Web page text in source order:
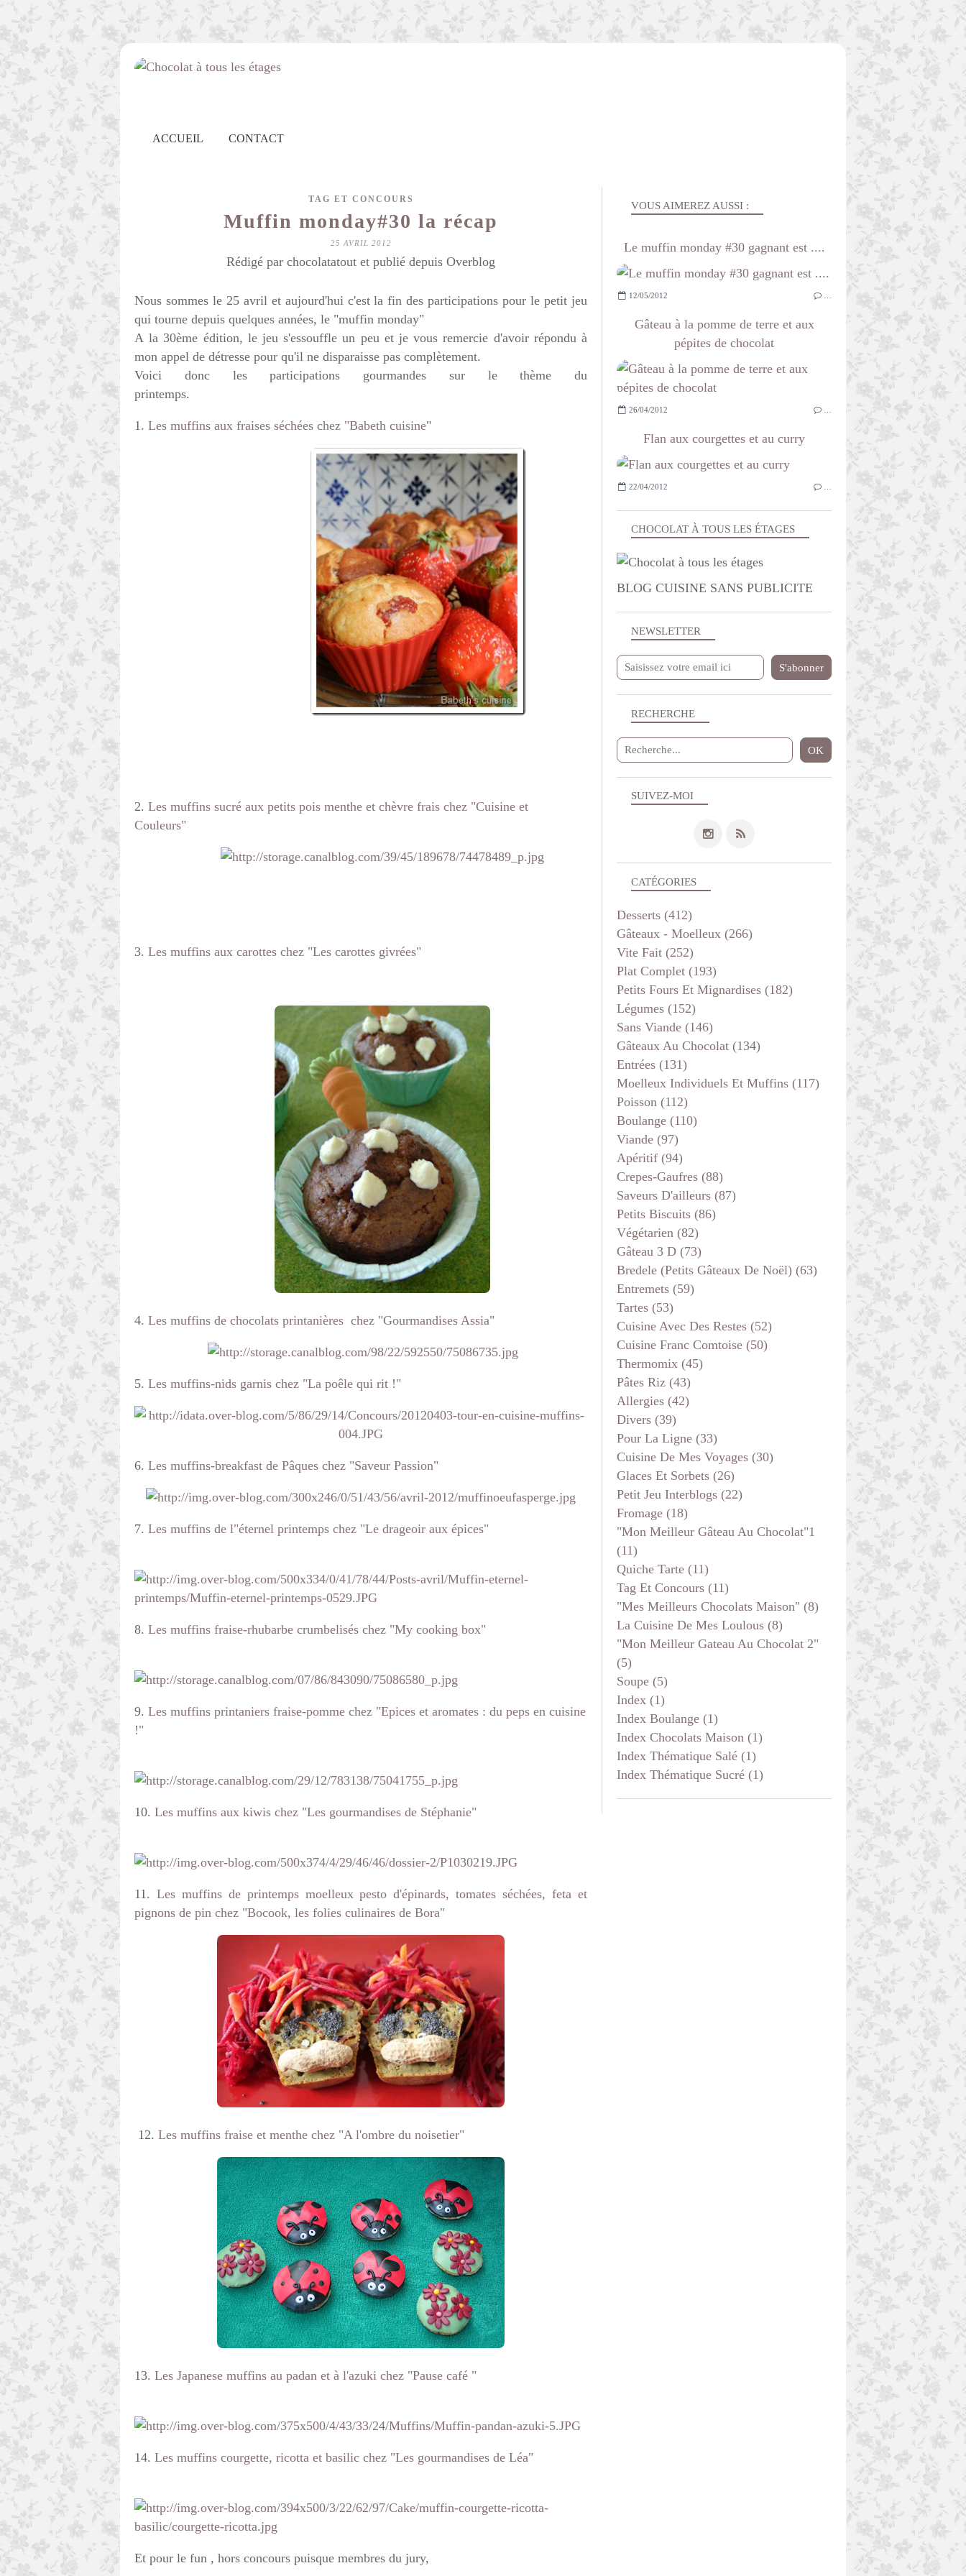
ACCUEIL CONTACT
TAG ET CONCOURS
Muffin monday#30 la récap
25 AVRIL 2012
Rédigé par chocolatatout et publié depuis Overblog
Nous sommes le 25 avril et aujourd'hui c'est la fin des participations pour le petit jeu
qui tourne depuis quelques années, le "muffin monday"
A la 30ème édition, le jeu s'essouffle un peu et je vous remercie d'avoir répondu à
mon appel de détresse pour qu'il ne disparaisse pas complètement.
Voici donc les participations gourmandes sur le thème du
printemps.
1. Les muffins aux fraises séchées chez "Babeth cuisine"
2. Les muffins sucré aux petits pois menthe et chèvre frais chez "Cuisine et
Couleurs"
3. Les muffins aux carottes chez "Les carottes givrées"
4. Les muffins de chocolats printanières chez "Gourmandises Assia"
5. Les muffins-nids garnis chez "La poêle qui rit !"
6. Les muffins-breakfast de Pâques chez "Saveur Passion"
7. Les muffins de l"éternel printemps chez "Le drageoir aux épices"
8. Les muffins fraise-rhubarbe crumbelisés chez "My cooking box"
9. Les muffins printaniers fraise-pomme chez "Epices et aromates : du peps en cuisine
!"
10. Les muffins aux kiwis chez "Les gourmandises de Stéphanie"
11. Les muffins de printemps moelleux pesto d'épinards, tomates séchées, feta et
pignons de pin chez "Bocook, les folies culinaires de Bora"
12. Les muffins fraise et menthe chez "A l'ombre du noisetier"
13. Les Japanese muffins au padan et à l'azuki chez "Pause café "
14. Les muffins courgette, ricotta et basilic chez "Les gourmandises de Léa"
Et pour le fun , hors concours puisque membres du jury,
NEWSLETTER
SUIVEZ-MOI
RECHERCHE
CHOCOLAT À TOUS LES ÉTAGES
BLOG CUISINE SANS PUBLICITE
VOUS AIMEREZ AUSSI :
Le muffin monday #30 gagnant est ....
12/05/2012
Gâteau à la pomme de terre et aux
pépites de chocolat
26/04/2012
Flan aux courgettes et au curry
22/04/2012
CATÉGORIES
Desserts (412)
Gâteaux - Moelleux (266)
Vite Fait (252)
Plat Complet (193)
Petits Fours Et Mignardises (182)
Légumes (152)
Sans Viande (146)
Gâteaux Au Chocolat (134)
Entrées (131)
Moelleux Individuels Et Muffins (117)
Poisson (112)
Boulange (110)
Viande (97)
Apéritif (94)
Crepes-Gaufres (88)
Saveurs D'ailleurs (87)
Petits Biscuits (86)
Végétarien (82)
Gâteau 3 D (73)
Bredele (petits Gâteaux De Noël) (63)
Entremets (59)
Tartes (53)
Cuisine Avec Des Restes (52)
Cuisine Franc Comtoise (50)
Thermomix (45)
Pâtes Riz (43)
Allergies (42)
Divers (39)
Pour La Ligne (33)
Cuisine De Mes Voyages (30)
Glaces Et Sorbets (26)
Petit Jeu Interblogs (22)
Fromage (18)
"mon Meilleur Gâteau Au Chocolat"1
(11)
Quiche Tarte (11)
Tag Et Concours (11)
"mes Meilleurs Chocolats Maison" (8)
La Cuisine De Mes Loulous (8)
"mon Meilleur Gateau Au Chocolat 2"
(5)
Soupe (5)
Index (1)
Index Boulange (1)
Index Chocolats Maison (1)
Index Thématique Salé (1)
Index Thématique Sucré (1)